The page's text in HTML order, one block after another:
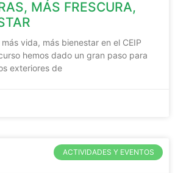
MÁS FRESCURA,
vida, más bienestar en el CEIP
hemos dado un gran paso para
exteriores de
ACTIVIDADES Y EVENTOS